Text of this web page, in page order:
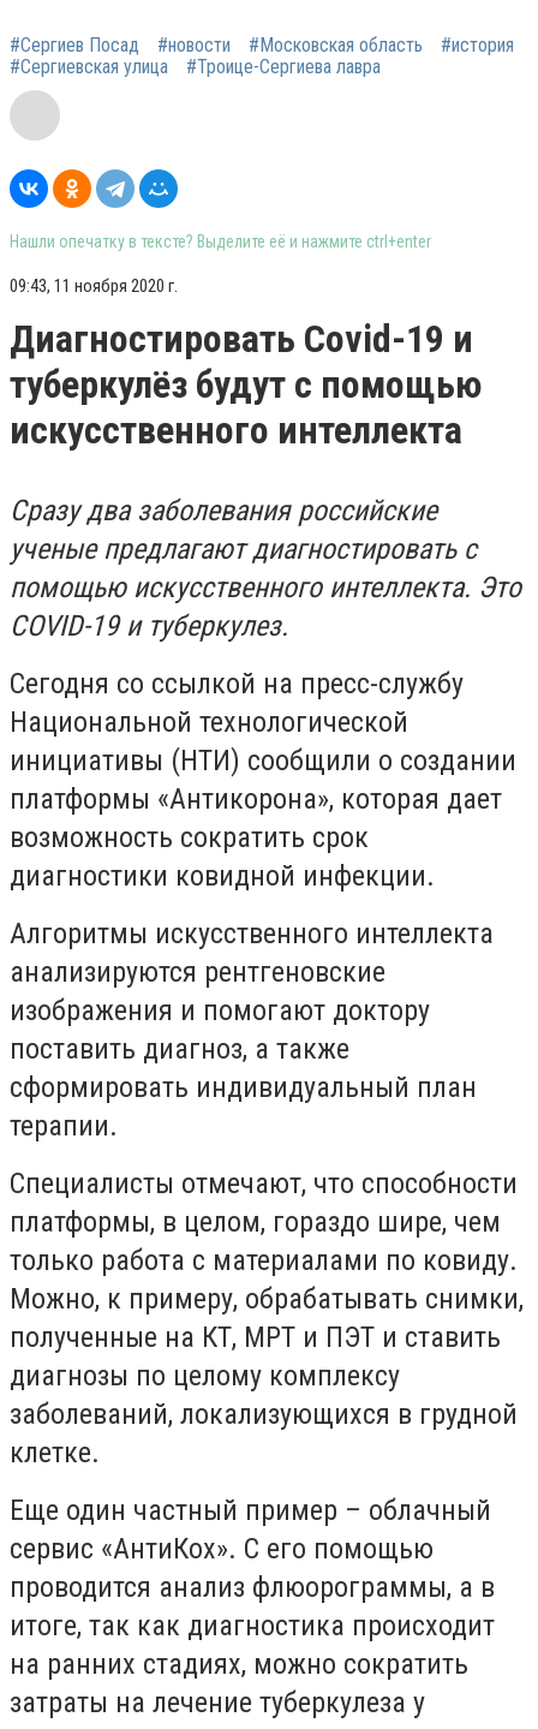
#Сергиев Посад #новости #Московская область
#история
#Сергиевская улица
#Троице-Сергиева лавра
Нашли опечатку в тексте? Выделите её и нажмите ctrl+enter
09:43, 11 ноября 2020 г.
Диагностировать Covid-19 и
туберкулёз будут с помощью
искусственного интеллекта
Сразу два заболевания российские
ученые предлагают диагностировать с
помощью искусственного интеллекта. Это
COVID-19 и туберкулез.
Сегодня со ссылкой на пресс-службу
Национальной технологической
инициативы (НТИ) сообщили о создании
платформы «Антикорона», которая дает
возможность сократить срок
диагностики ковидной инфекции.
Алгоритмы искусственного интеллекта
анализируются рентгеновские
изображения и помогают доктору
поставить диагноз, а также
сформировать индивидуальный план
терапии.
Специалисты отмечают, что способности
платформы, в целом, гораздо шире, чем
только работа с материалами по ковиду.
Можно, к примеру, обрабатывать снимки,
полученные на КТ, МРТ и ПЭТ и ставить
диагнозы по целому комплексу
заболеваний, локализующихся в грудной
клетке.
Еще один частный пример – облачный
сервис «АнтиКох». С его помощью
проводится анализ флюорограммы, а в
итоге, так как диагностика происходит
на ранних стадиях, можно сократить
затраты на лечение туберкулеза у